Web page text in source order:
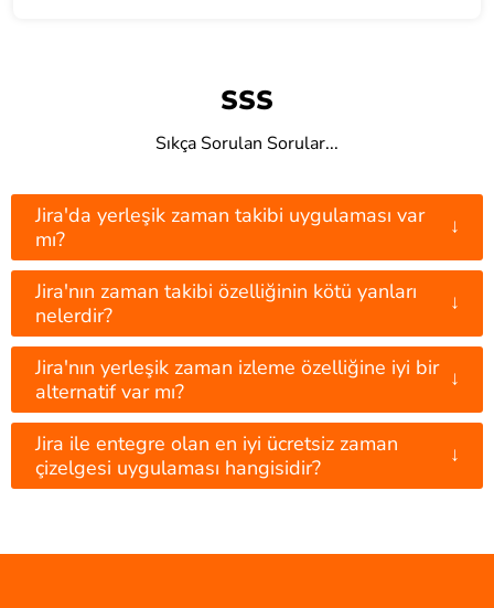
SSS
Sıkça Sorulan Sorular...
Jira'da yerleşik zaman takibi uygulaması var
mı?
↓
Jira'nın zaman takibi özelliğinin kötü yanları
nelerdir?
↓
Jira'nın yerleşik zaman izleme özelliğine iyi bir
alternatif var mı?
↓
Jira ile entegre olan en iyi ücretsiz zaman
çizelgesi uygulaması hangisidir?
↓